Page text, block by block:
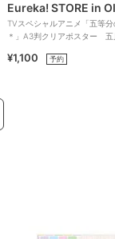
Eureka! STORE in
TVスペシャルアニメ「五等分
＊」A3判クリアポスター 五
¥1,100 予約